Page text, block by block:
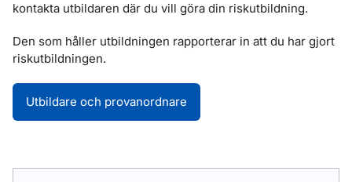
kontakta utbildaren där du vill göra din riskutbildning.
Den som håller utbildningen rapporterar in att du har gjort
riskutbildningen.
Utbildare och provanordnare